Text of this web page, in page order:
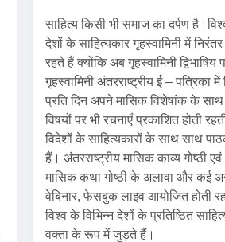
साहित्य किसी भी समाज का दर्पण
देशों के साहित्यकार गृहस्वामिनी में
रहते हैं क्योंकि अब गृहस्वामिनी द्विभाषिय
गृहस्वामिनी अंतरराष्ट्रीय ई – पत्रिका
प्रति दिन अपने मासिक विशेषांक के
विषयों पर भी रचनाएँ प्रकाशित होती
विदेशों के साहित्यकारों के साथ साथ
हैं। अंतरराष्ट्रीय मासिक काव्य गोष्ठी एवं
मासिक कथा गोष्ठी के अलावा और कई
वेबिनार, फेसबुक लाइव आयोजित होती
विश्व के विभिन्न देशों के प्रतिष्ठित
वक्ता के रूप में जुड़ते हैं।